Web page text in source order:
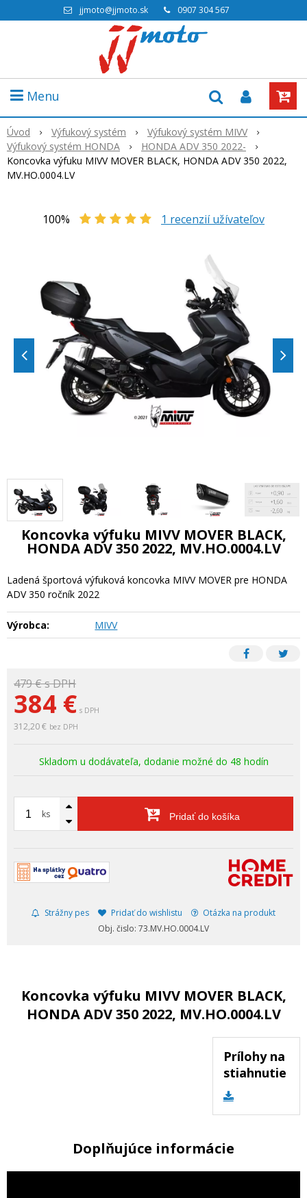
jjmoto@jjmoto.sk 0907 304 567
Menu
Úvod Výfukový systém
Výfukový systém MIVV
Výfukový systém HONDA
HONDA ADV 350 2022-
Koncovka výfuku MIVV MOVER BLACK, HONDA ADV 350 2022,
MV.HO.0004.LV
100% 1 recenzií užívateľov
479 €s DPH
384 € s DPH
312,20 € bez DPH
Skladom u dodávateľa, dodanie možné do 48 hodín
ks Pridať do košíka
Strážny pes Pridať do wishlistu
Otázka na produkt
Obj. čislo: 73.MV.HO.0004.LV
Koncovka výfuku MIVV MOVER BLACK,
HONDA ADV 350 2022, MV.HO.0004.LV
Ladená športová výfuková koncovka MIVV MOVER pre HONDA
ADV 350 ročník 2022
Výrobca: MIVV
Koncovka výfuku MIVV MOVER BLACK,
HONDA ADV 350 2022, MV.HO.0004.LV
Prílohy na
stiahnutie
Doplňujúce informácie